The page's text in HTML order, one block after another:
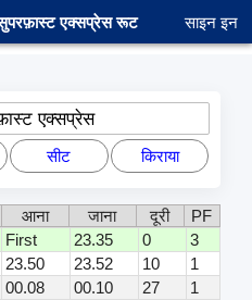
सुपरफ़ास्ट एक्सप्रेस रूट साइन इन
एक्सप्रेस
सीट किराया
आना जाना दूरी
PF
First 23.35 0
3
23.50 23.52 10
1
00.08 00.10 27
1